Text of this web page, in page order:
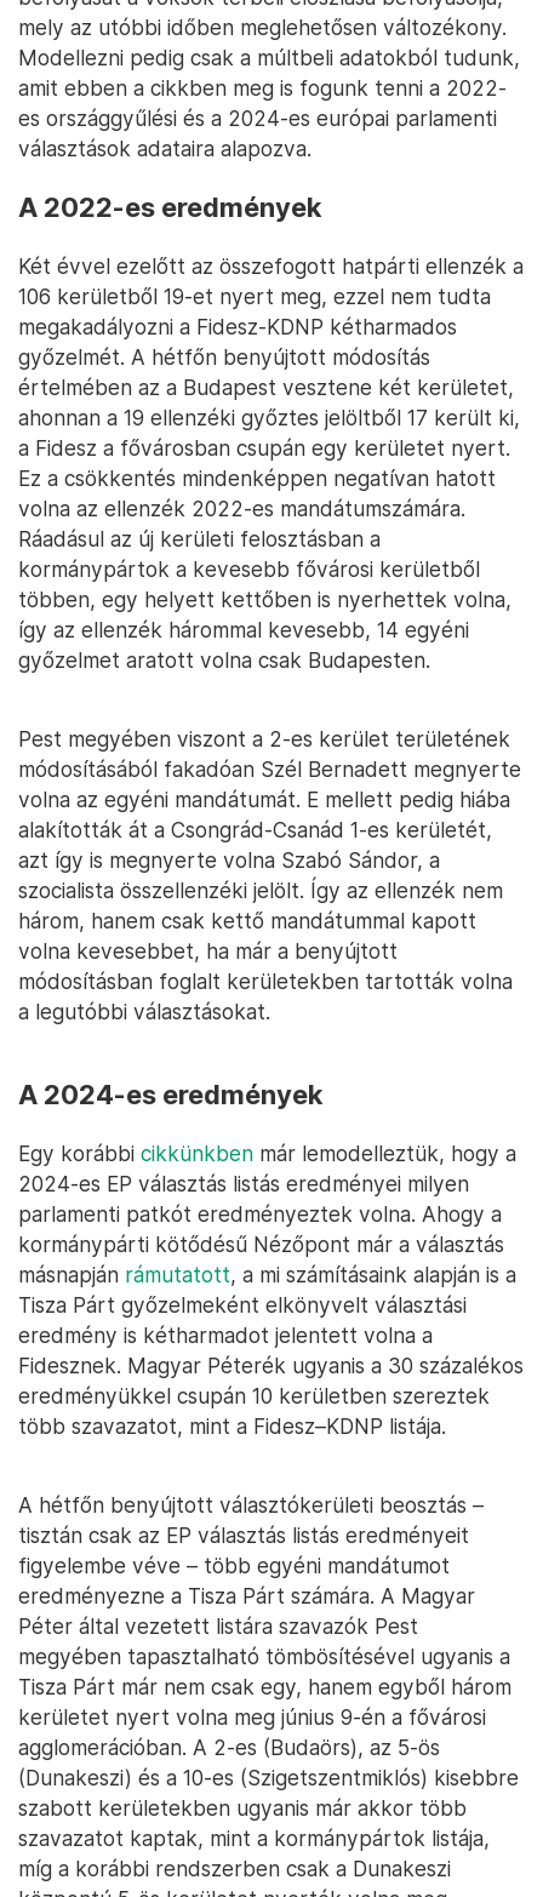
mely az utóbbi időben meglehetősen változékony.
Modellezni pedig csak a múltbeli adatokból tudunk,
amit ebben a cikkben meg is fogunk tenni a 2022-
es országgyűlési és a 2024-es európai parlamenti
választások adataira alapozva.
A 2022-es eredmények
Két évvel ezelőtt az összefogott hatpárti ellenzék a
106 kerületből 19-et nyert meg, ezzel nem tudta
megakadályozni a Fidesz-KDNP kétharmados
győzelmét. A hétfőn benyújtott módosítás
értelmében az a Budapest vesztene két kerületet,
ahonnan a 19 ellenzéki győztes jelöltből 17 került ki,
a Fidesz a fővárosban csupán egy kerületet nyert.
Ez a csökkentés mindenképpen negatívan hatott
volna az ellenzék 2022-es mandátumszámára.
Ráadásul az új kerületi felosztásban a
kormánypártok a kevesebb fővárosi kerületből
többen, egy helyett kettőben is nyerhettek volna,
így az ellenzék hárommal kevesebb, 14 egyéni
győzelmet aratott volna csak Budapesten.
Pest megyében viszont a 2-es kerület területének
módosításából fakadóan Szél Bernadett megnyerte
volna az egyéni mandátumát. E mellett pedig hiába
alakították át a Csongrád-Csanád 1-es kerületét,
azt így is megnyerte volna Szabó Sándor, a
szocialista összellenzéki jelölt. Így az ellenzék nem
három, hanem csak kettő mandátummal kapott
volna kevesebbet, ha már a benyújtott
módosításban foglalt kerületekben tartották volna
a legutóbbi választásokat.
A 2024-es eredmények
Egy korábbi cikkünkben már lemodelleztük, hogy a
2024-es EP választás listás eredményei milyen
parlamenti patkót eredményeztek volna. Ahogy a
kormánypárti kötődésű Nézőpont már a választás
másnapján rámutatott, a mi számításaink alapján is a
Tisza Párt győzelmeként elkönyvelt választási
eredmény is kétharmadot jelentett volna a
Fidesznek. Magyar Péterék ugyanis a 30 százalékos
eredményükkel csupán 10 kerületben szereztek
több szavazatot, mint a Fidesz–KDNP listája.
A hétfőn benyújtott választókerületi beosztás –
tisztán csak az EP választás listás eredményeit
figyelembe véve – több egyéni mandátumot
eredményezne a Tisza Párt számára. A Magyar
Péter által vezetett listára szavazók Pest
megyében tapasztalható tömbösítésével ugyanis a
Tisza Párt már nem csak egy, hanem egyből három
kerületet nyert volna meg június 9-én a fővárosi
agglomerációban. A 2-es (Budaörs), az 5-ös
(Dunakeszi) és a 10-es (Szigetszentmiklós) kisebbre
szabott kerületekben ugyanis már akkor több
szavazatot kaptak, mint a kormánypártok listája,
míg a korábbi rendszerben csak a Dunakeszi